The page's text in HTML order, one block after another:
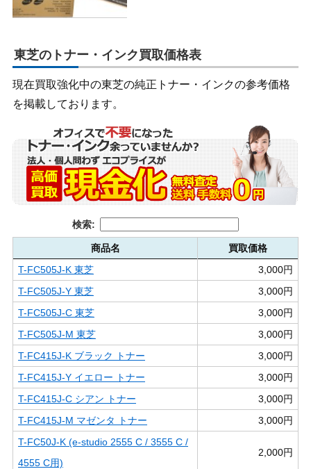
東芝のトナー・インク買取価格表
現在買取強化中の東芝の純正トナー・インクの参考価格
を掲載しております。
検索:
商品名
買取価格
T-FC505J-K 東芝
3,000円
T-FC505J-Y 東芝
3,000円
T-FC505J-C 東芝
3,000円
T-FC505J-M 東芝
3,000円
T-FC415J-K ブラック トナー
3,000円
T-FC415J-Y イエロー トナー
3,000円
T-FC415J-C シアン トナー
3,000円
T-FC415J-M マゼンタ トナー
3,000円
T-FC50J-K (e-studio 2555 C / 3555 C /
4555 C用)
2,000円